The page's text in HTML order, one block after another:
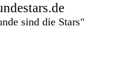
sind die Stars"